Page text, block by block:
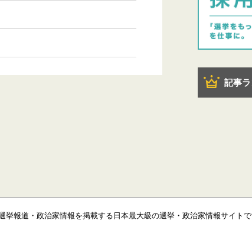
記事
挙報道・政治家情報を掲載する日本最大級の選挙・政治家情報サイト